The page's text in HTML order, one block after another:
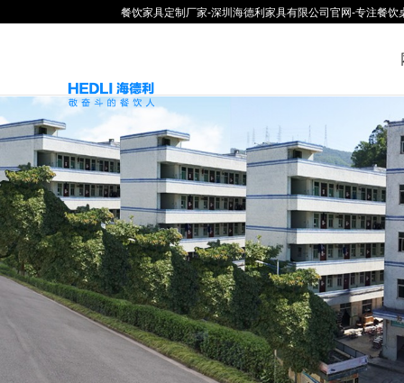
餐饮家具定制厂家-深圳海德利家具有限公司官网-专注餐饮